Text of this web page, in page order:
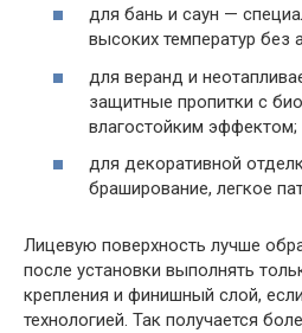
для бань и саун —
высоких температур без
для веранд и
защитные пропитки с
влагостойким эффектом;
для декоративной
браширование, легкое
Лицевую поверхность лучше
после установки выполнять
крепления и финишный слой,
технологией. Так получается